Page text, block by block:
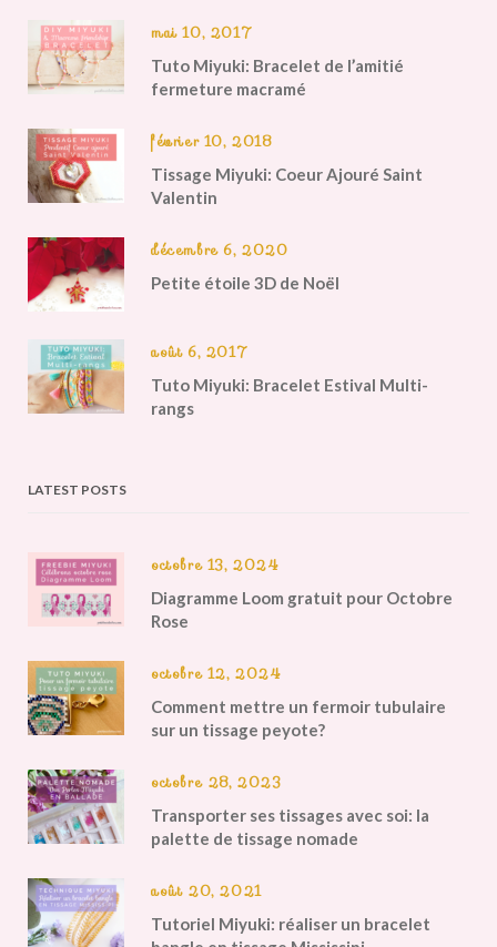
mai 10, 2017
Tuto Miyuki: Bracelet de l’amitié
fermeture macramé
février 10, 2018
Tissage Miyuki: Coeur Ajouré Saint
Valentin
décembre 6, 2020
Petite étoile 3D de Noël
août 6, 2017
Tuto Miyuki: Bracelet Estival Multi-
rangs
LATEST POSTS
octobre 13, 2024
Diagramme Loom gratuit pour Octobre
Rose
octobre 12, 2024
Comment mettre un fermoir tubulaire
sur un tissage peyote?
octobre 28, 2023
Transporter ses tissages avec soi: la
palette de tissage nomade
août 20, 2021
Tutoriel Miyuki: réaliser un bracelet